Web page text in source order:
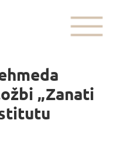
„Zanati